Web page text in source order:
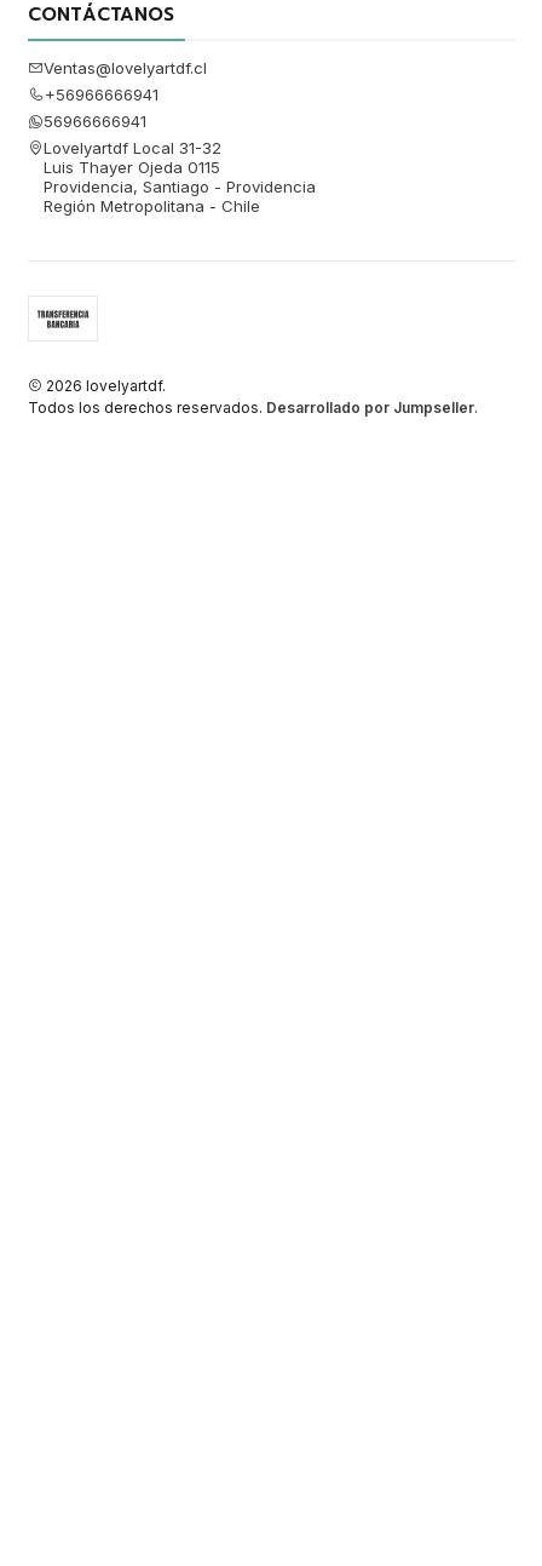
CONTÁCTANOS
Ventas@lovelyartdf.cl
+56966666941
56966666941
Lovelyartdf Local 31-32
Luis Thayer Ojeda 0115
Providencia, Santiago - Providencia
Región Metropolitana - Chile
2026 lovelyartdf.
Todos los derechos reservados. Desarrollado por Jumpseller.